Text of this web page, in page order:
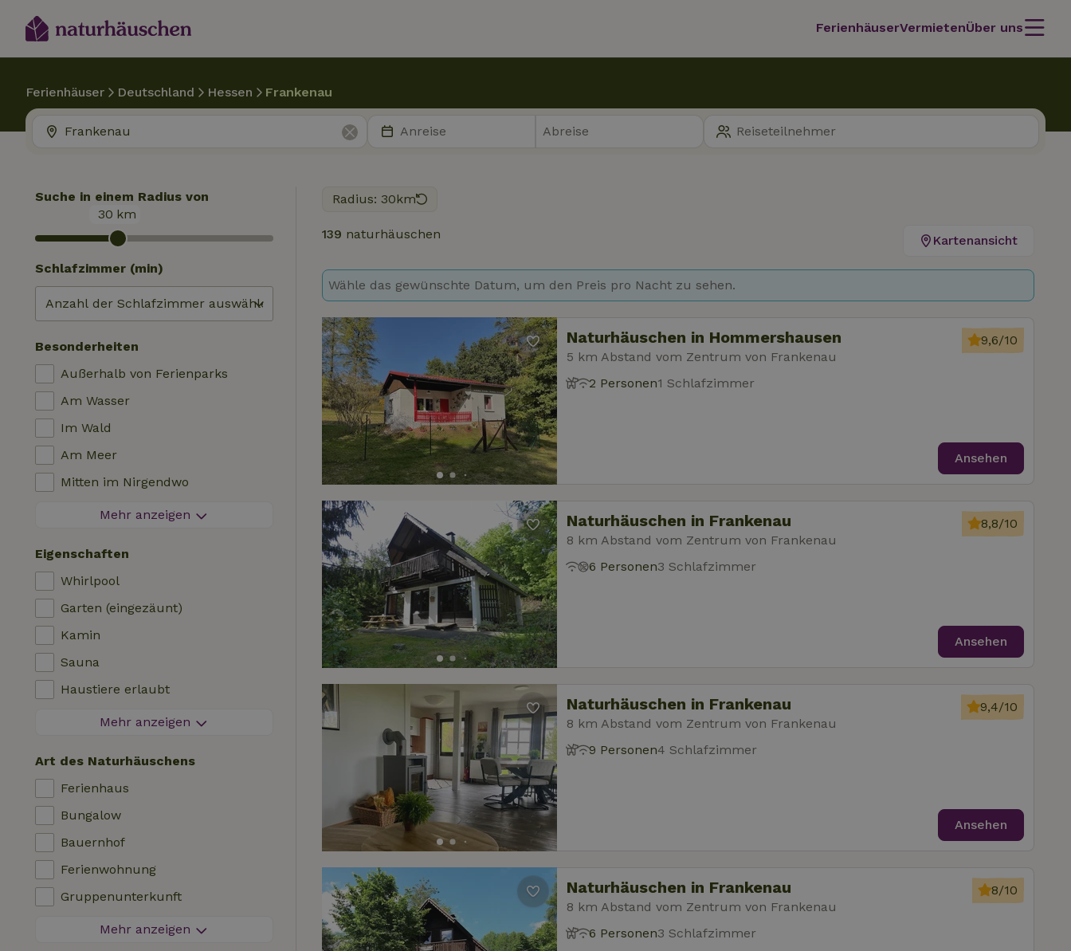
FerienhäuserVermietenÜber uns
Ferienhäuser Deutschland Hessen Frankenau
Radius: 30km
139 naturhäuschen Kartenansicht
Wähle das gewünschte Datum, um den Preis pro Nacht zu sehen.
Naturhäuschen in Hommershausen
5 km Abstand vom Zentrum von Frankenau
9,6/10
2 Personen1 Schlafzimmer
Ansehen
Naturhäuschen in Frankenau
8 km Abstand vom Zentrum von Frankenau
8,8/10
6 Personen3 Schlafzimmer
Ansehen
Naturhäuschen in Frankenau
8 km Abstand vom Zentrum von Frankenau
9,4/10
9 Personen4 Schlafzimmer
Ansehen
Naturhäuschen in Frankenau
8 km Abstand vom Zentrum von Frankenau
8/10
6 Personen3 Schlafzimmer
Suche in einem Radius von
30 km
Schlafzimmer (min)
Besonderheiten
Außerhalb von Ferienparks
Am Wasser
Im Wald
Am Meer
Mitten im Nirgendwo
Zwischen Feldern
Auf einem Polder
In den Bergen
Abgeschieden
Im Obstgarten
Angelmöglichkeiten in der Nähe
Mehr anzeigen
Eigenschaften
Whirlpool
Garten (eingezäunt)
Kamin
Sauna
Haustiere erlaubt
Feuerwerksfreier Bereich
Sofortige Buchung
Waschmaschine
Geschirrspülmaschine
Gartenmöbel
Internetzugang (WLAN)
Kühlschrank mit Gefrierfach
Garten
Mehr anzeigen
Art des Naturhäuschens
Ferienhaus
Bungalow
Bauernhof
Ferienwohnung
Gruppenunterkunft
Tiny HouseMehr anzeigen